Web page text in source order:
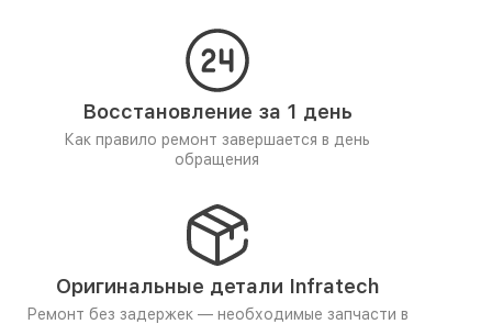
Восстановление за 1 день
Как правило ремонт завершается в день
обращения
Оригинальные детали Infratech
Ремонт без задержек — необходимые запчасти в